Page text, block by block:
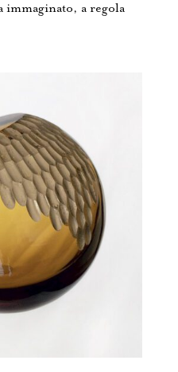
immaginato, a regola